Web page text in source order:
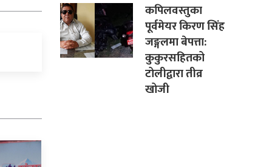
कपिलवस्तुका
पूर्वमेयर किरण सिंह
जङ्गलमा बेपत्ता:
कुकुरसहितको
टोलीद्वारा तीव्र
खोजी